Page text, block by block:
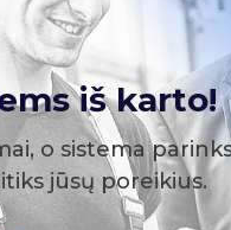
iš karto!
o sistema
jūsų poreikius.